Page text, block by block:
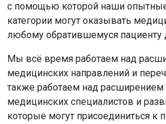
с помощью которой наши
категории могут оказывать
любому обратившемуся пациенту
Мы всё время работаем над
медицинских направлений и
также работаем над расширением
медицинских специалистов и
которые могут присоединиться к